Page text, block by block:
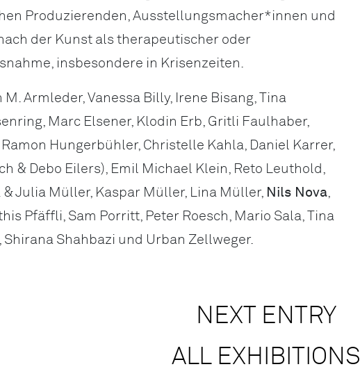
Produzierenden, Ausstellungsmacher*innen und
der Kunst als therapeutischer oder
insbesondere in Krisenzeiten.
Armleder, Vanessa Billy, Irene Bisang, Tina
Marc Elsener, Klodin Erb, Gritli Faulhaber,
Hungerbühler, Christelle Kahla, Daniel Karrer,
& Debo Eilers), Emil Michael Klein, Reto Leuthold,
Julia Müller, Kaspar Müller, Lina Müller, Nils Nova,
Pfäffli, Sam Porritt, Peter Roesch, Mario Sala, Tina
Shahbazi und Urban Zellweger.
NEXT ENTRY
ALL EXHIBITIONS